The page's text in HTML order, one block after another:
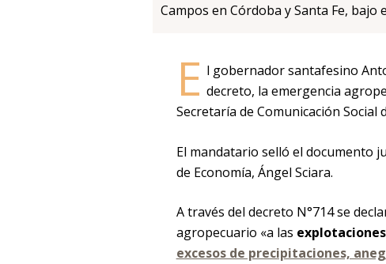
Campos en Córdoba y Santa Fe, bajo
E l gobernador santafesino
decreto, la emergencia
Secretaría de Comunicación Social
El mandatario selló el documento
de Economía, Ángel Sciara.
A través del decreto N°714 se
agropecuario «a las
excesos de precipitaciones,